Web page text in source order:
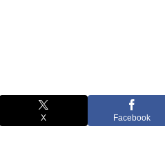
X Facebook